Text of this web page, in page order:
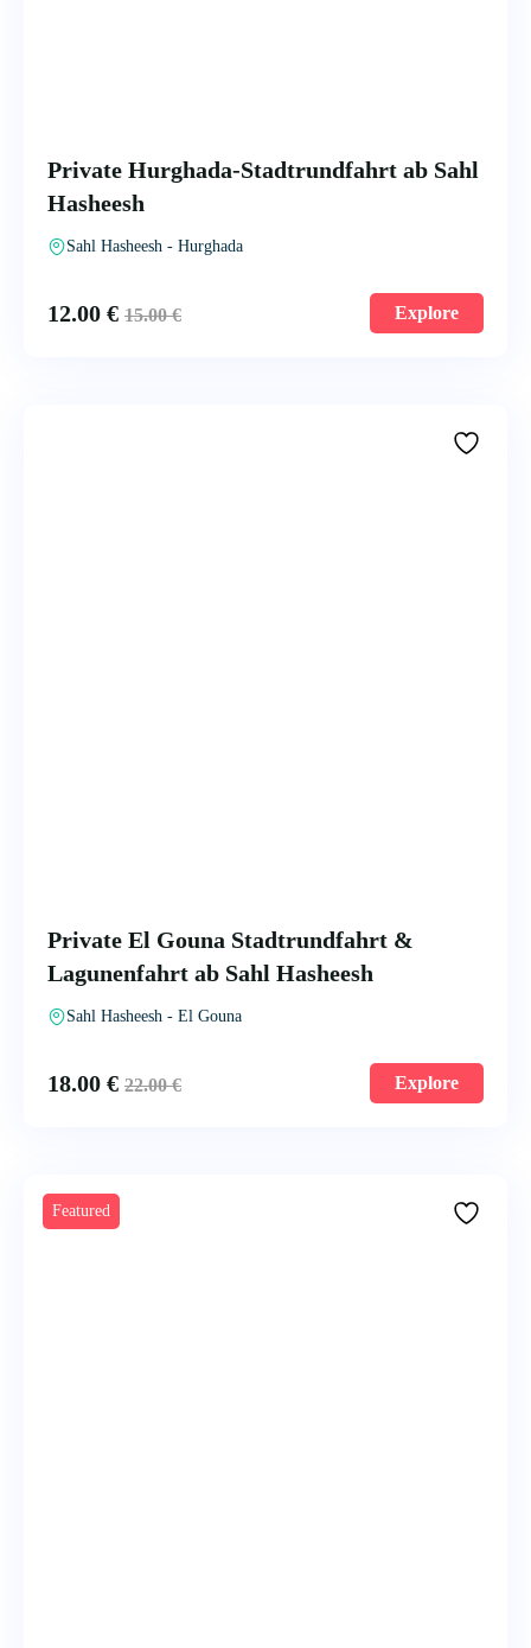
Private Hurghada-Stadtrundfahrt ab Sahl
Hasheesh
Sahl Hasheesh - Hurghada
12.00 € 15.00€ Explore
Private El Gouna Stadtrundfahrt &
Lagunenfahrt ab Sahl Hasheesh
Sahl Hasheesh - El Gouna
18.00 € 22.00€ Explore
Featured